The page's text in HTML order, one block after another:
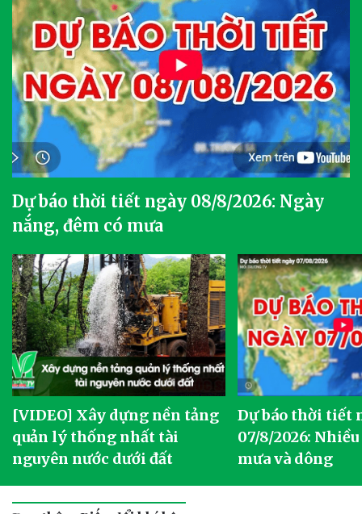
Dự báo thời tiết ngày 08/8/2026: Ngày
nắng, đêm có mưa
[VIDEO] Xây dựng nền tảng
quản lý thống nhất tài
nguyên nước dưới đất
Dự báo thời tiết
07/8/2026:
mưa và dông